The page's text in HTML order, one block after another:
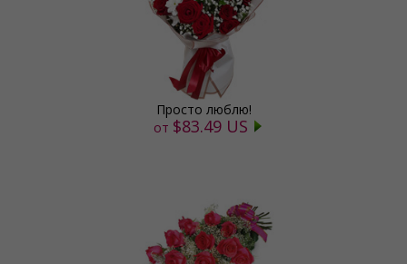
Просто люблю!
от $83.49 US